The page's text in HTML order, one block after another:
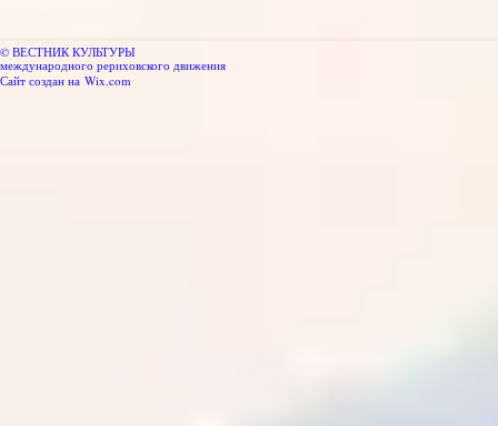
© ВЕСТНИК КУЛЬТУРЫ
международного рериховского движения
Сайт создан на Wix.com